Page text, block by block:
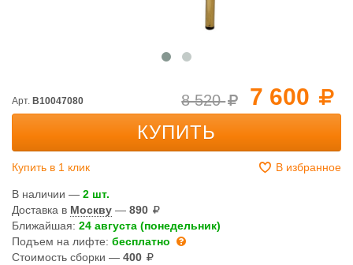
7 600
8 520
Арт. B10047080
КУПИТЬ
Купить в 1 клик В избранное
В наличии — 2 шт.
Доставка в Москву — 890
Ближайшая: 24 августа (понедельник)
Подъем на лифте: бесплатно
Стоимость сборки — 400